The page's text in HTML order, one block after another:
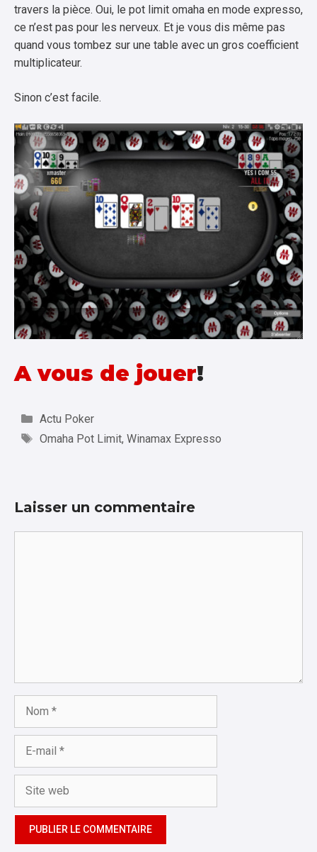
travers la pièce. Oui, le pot limit omaha en mode expresso,
ce n’est pas pour les nerveux. Et je vous dis même pas
quand vous tombez sur une table avec un gros coefficient
multiplicateur.
Sinon c’est facile.
A vous de jouer!
Catégories
Actu Poker
Étiquettes
Omaha Pot Limit, Winamax Expresso
Laisser un commentaire
Nom
Site